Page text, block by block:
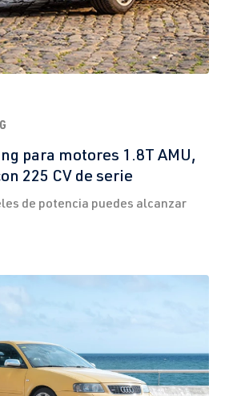
para motores 1.8T AMU,
225 CV de serie
de potencia puedes alcanzar